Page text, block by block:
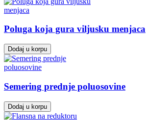
Poluga koja gura viljusku menjaca
Dodaj u korpu
Semering prednje poluosovine
Dodaj u korpu